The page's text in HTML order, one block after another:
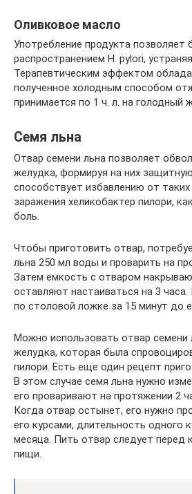
Оливковое масло
Употребление продукта позволяет
распространением H. pylori,
Терапевтическим эффектом
полученное холодным способом
принимается по 1 ч. л. на голодный
Семя льна
Отвар семени льна позволяет
желудка, формируя на них
способствует избавлению от
заражения хеликобактер пилори,
боль.
Чтобы приготовить отвар,
льна 250 мл воды и проварить на
Затем емкость с отваром
оставляют настаиваться на 3
по столовой ложке за 15 минут до
Можно использовать отвар семени
желудка, которая была
пилори. Есть еще один рецепт
В этом случае семя льна нужно
его проваривают на протяжении 2
Когда отвар остынет, его нужно
его курсами, длительность одного
месяца. Пить отвар следует
пищи.